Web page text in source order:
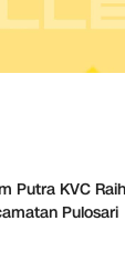
Putra KVC
Pulosari